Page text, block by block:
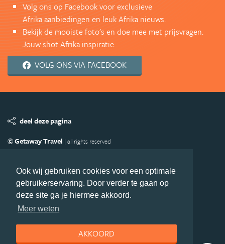
Ook wij gebruiken cookies voor een optimale
gebruikerservaring. Door verder te gaan op
deze site ga je hiermee akkoord.
Meer weten
AKKOORD
Volg ons op Facebook voor exclusieve
Afrika aanbiedingen en leuk Afrika nieuws.
Bekijk de mooiste foto's en doe mee met prijsvragen.
Jouw shot Afrika inspiratie.
VOLG ONS VIA FACEBOOK
deel deze pagina
© Getaway Travel | all rights reserved
Copyright
Privacy statement Disclaimer
Cookies
Volg Afrika.nl
Nieuwsbrief
Facebook